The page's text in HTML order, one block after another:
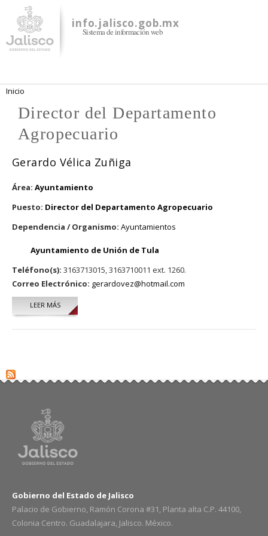
contenido
principal
info.jalisco.gob.mx
Sistema de información web
Se encuentra usted aquí
Inicio
Director del Departamento
Agropecuario
Gerardo Vélica Zuñiga
Área: Ayuntamiento
Puesto: Director del Departamento Agropecuario
Dependencia / Organismo: Ayuntamientos
Ayuntamiento de Unión de Tula
Teléfono(s): 3163713015, 3163710011 ext. 1260.
Correo Electrónico: gerardovez@hotmail.com
LEER MÁSSOBRE GERARDO VÉLICA ZUÑIGA
Gobierno del Estado de Jalisco
Palacio de Gobierno, Ramón Corona #31, Planta alta C.P. 44100,
Colonia Centro. Guadalajara, Jalisco. México.